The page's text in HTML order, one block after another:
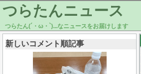
つらたんニュース
つらたん(´・ω・`)...なニュースをお届けします
新しいコメント順記事